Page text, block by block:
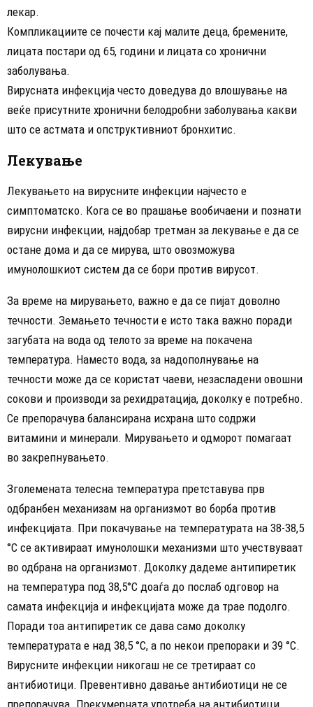
лекар.
Компликациите се почести кај малите деца, бремените,
лицата постари од 65, години и лицата со хронични
заболувања.
Вирусната инфекција често доведува до влошување на
веќе присутните хронични белодробни заболувања какви
што се астмата и опструктивниот бронхитис.
Лекување
Лекувањето на вирусните инфекции најчесто е
симптоматско. Кога се во прашање вообичаени и познати
вирусни инфекции, најдобар третман за лекување е да се
остане дома и да се мирува, што овозможува
имунолошкиот систем да се бори против вирусот.
За време на мирувањето, важно е да се пијат доволно
течности. Земањето течности е исто така важно поради
загубата на вода од телото за време на покачена
температура. Наместо вода, за надополнување на
течности може да се користат чаеви, незасладени овошни
сокови и производи за рехидратација, доколку е потребно.
Се препорачува балансирана исхрана што содржи
витамини и минерали. Мирувањето и одморот помагаат
во закрепнувањето.
Зголемената телесна температура претставува прв
одбранбен механизам на организмот во борба против
инфекцијата. При покачување на температурата на 38-38,5
°C се активираат имунолошки механизми што учествуваат
во одбрана на организмот. Доколку дадеме антипиретик
на температура под 38,5°C доаѓа до послаб одговор на
самата инфекција и инфекцијата може да трае подолго.
Поради тоа антипиретик се дава само доколку
температурата е над 38,5 °C, а по некои препораки и 39 °C.
Вирусните инфекции никогаш не се третираат со
антибиотици. Превентивно давање антибиотици не се
препорачува. Прекумерната употреба на антибиотици